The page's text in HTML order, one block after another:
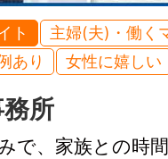
ト
主婦(夫)・働く
あり
女性に嬉しい
所
で、家族との時